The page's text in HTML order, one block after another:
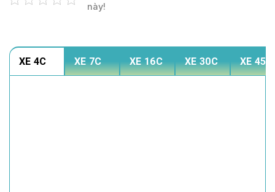
này!
XE 4C XE 7C XE 16C XE 30C XE 45C